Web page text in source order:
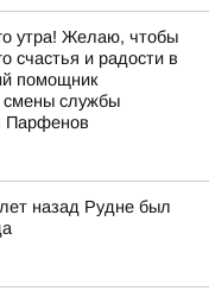
утра! Желаю, чтобы
счастья и радости в
помощник
смены службы
Парфенов
назад Рудне был